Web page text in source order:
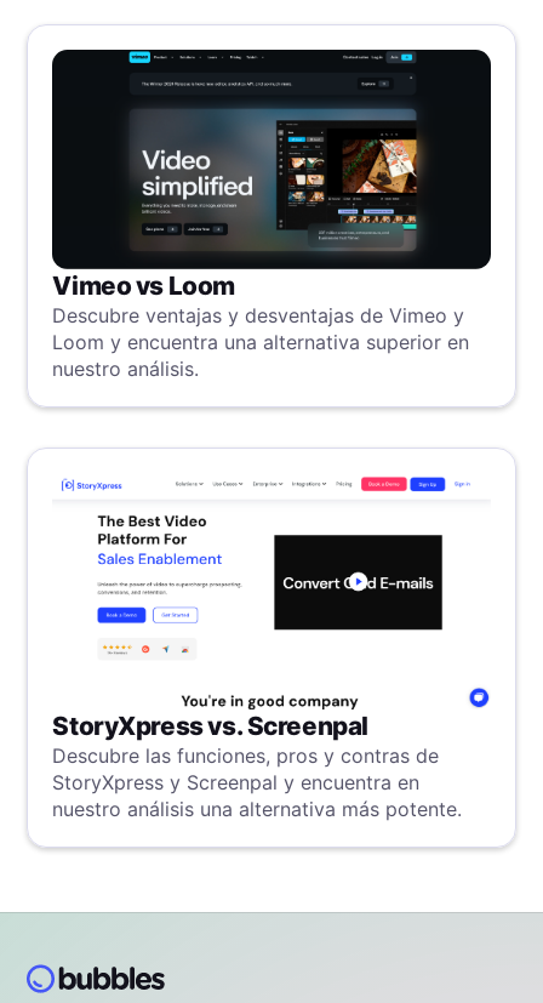
Vimeo vs Loom
Descubre ventajas y desventajas de Vimeo y
Loom y encuentra una alternativa superior en
nuestro análisis.
StoryXpress vs. Screenpal
Descubre las funciones, pros y contras de
StoryXpress y Screenpal y encuentra en
nuestro análisis una alternativa más potente.